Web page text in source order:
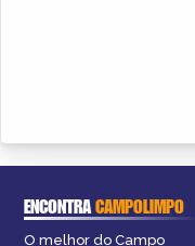
ENCONTRACAMPOLIMPO
O melhor do Campo